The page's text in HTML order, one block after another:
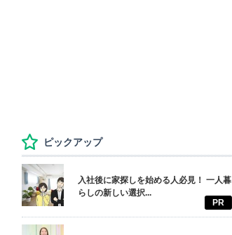
ピックアップ
入社後に家探しを始める人必見！ 一人暮
らしの新しい選択...
PR